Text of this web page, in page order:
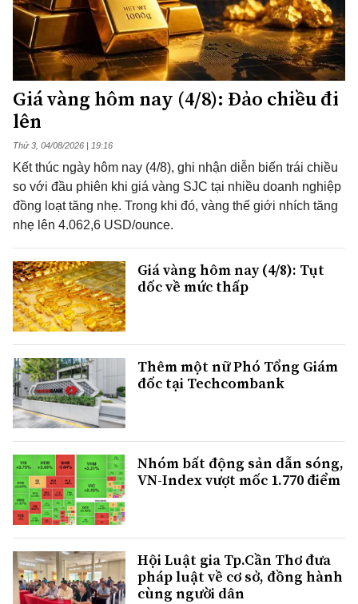
Giá vàng hôm nay (4/8): Đảo chiều đi
lên
Thứ 3, 04/08/2026 | 19:16
Kết thúc ngày hôm nay (4/8), ghi nhận diễn biến trái chiều
so với đầu phiên khi giá vàng SJC tại nhiều doanh nghiệp
đồng loạt tăng nhẹ. Trong khi đó, vàng thế giới nhích tăng
nhẹ lên 4.062,6 USD/ounce.
Giá vàng hôm nay (4/8): Tụt
dốc về mức thấp
Thêm một nữ Phó Tổng Giám
đốc tại Techcombank
Nhóm bất động sản dẫn sóng,
VN-Index vượt mốc 1.770 điểm
Hội Luật gia Tp.Cần Thơ đưa
pháp luật về cơ sở, đồng hành
cùng người dân